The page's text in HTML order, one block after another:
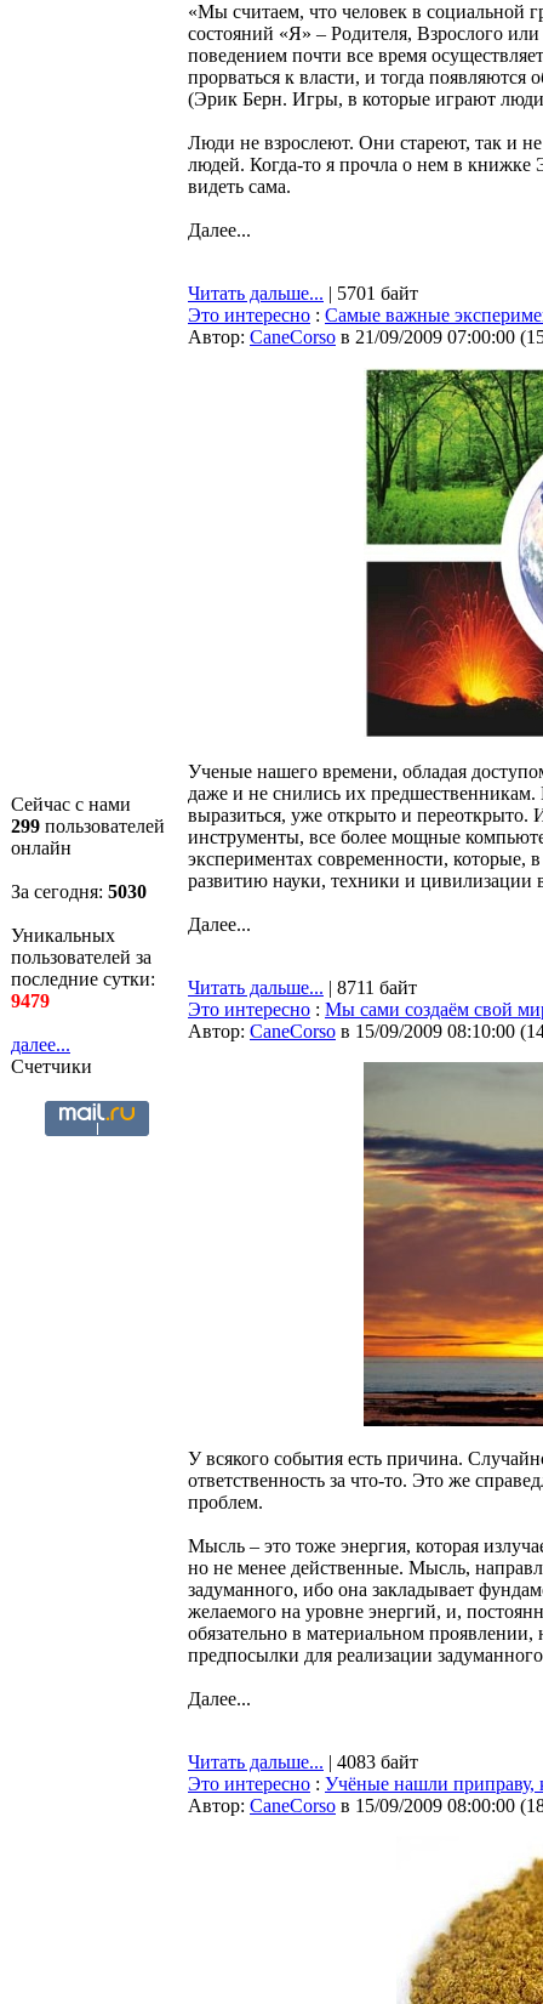
Сейчас с нами
299 пользователей
онлайн
За сегодня: 5030
Уникальных
пользователей за
последние сутки:
9479
далее...
Счетчики
«Мы считаем, что человек в социальной
состояний «Я» – Родителя, Взрослого
поведением почти все время
прорваться к власти, и тогда
(Эрик Берн. Игры, в которые играют
Люди не взрослеют. Они стареют, так и
людей. Когда-то я прочла о нем в
видеть сама.
Далее...
Читать дальше... | 5701 байт
Это интересно : Самые важные
Автор: CaneCorso в 21/09/2009 07:00:00 (
Ученые нашего времени, обладая
даже и не снились их предшественникам.
выразиться, уже открыто и переоткрыто.
инструменты, все более мощные
экспериментах современности, которые,
развитию науки, техники и цивилизации
Далее...
Читать дальше... | 8711 байт
Это интересно : Мы сами создаём свой
Автор: CaneCorso в 15/09/2009 08:10:00 (
У всякого события есть причина.
ответственность за что-то. Это же
проблем.
Мысль – это тоже энергия, которая
но не менее действенные. Мысль,
задуманного, ибо она закладывает
желаемого на уровне энергий, и,
обязательно в материальном
предпосылки для реализации
Далее...
Читать дальше... | 4083 байт
Это интересно : Учёные нашли приправу,
Автор: CaneCorso в 15/09/2009 08:00:00 (